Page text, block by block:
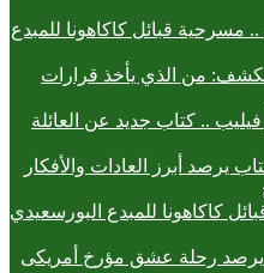
مسرحية قبائل كاكاهونا للمبدع
تكشف: من الذي يأخذ قرارات
فيليب .. كتاب جديد عن العائلة
يرصد أبرز العادات والأفكار
كاكاهونا للمبدع البورسعيدي
يرصد رحلة عشق مؤرخ أمريكى